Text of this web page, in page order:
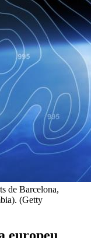
de Barcelona,
(Getty
europeu